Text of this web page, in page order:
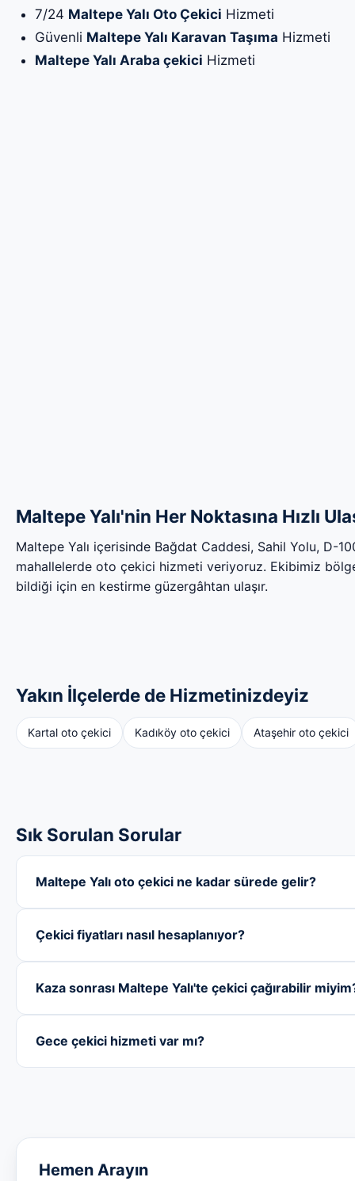
7/24 Maltepe Yalı Oto Çekici Hizmeti
Güvenli Maltepe Yalı Karavan Taşıma Hizmeti
Maltepe Yalı Araba çekici Hizmeti
Maltepe Yalı'nin Her Noktasına Hızlı
Maltepe Yalı içerisinde Bağdat Caddesi, Sahil Yolu, D-
mahallelerde oto çekici hizmeti veriyoruz. Ekibimiz
bildiği için en kestirme güzergâhtan ulaşır.
Yakın İlçelerde de Hizmetinizdeyiz
Kartal oto çekici Kadıköy oto çekici Ataşehir oto çekici
Sık Sorulan Sorular
Maltepe Yalı oto çekici ne kadar sürede gelir?
Çekici fiyatları nasıl hesaplanıyor?
Kaza sonrası Maltepe Yalı'te çekici çağırabilir
Gece çekici hizmeti var mı?
Hemen Arayın